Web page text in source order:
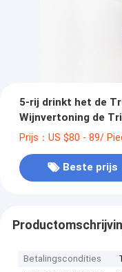
5-rij drinkt het de
Wijnvertoning de
Houten Doos
Prijs：US $80 - 89/
Beste prijs
Betalingscondities